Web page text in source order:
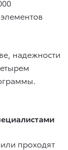
надежности
проходят